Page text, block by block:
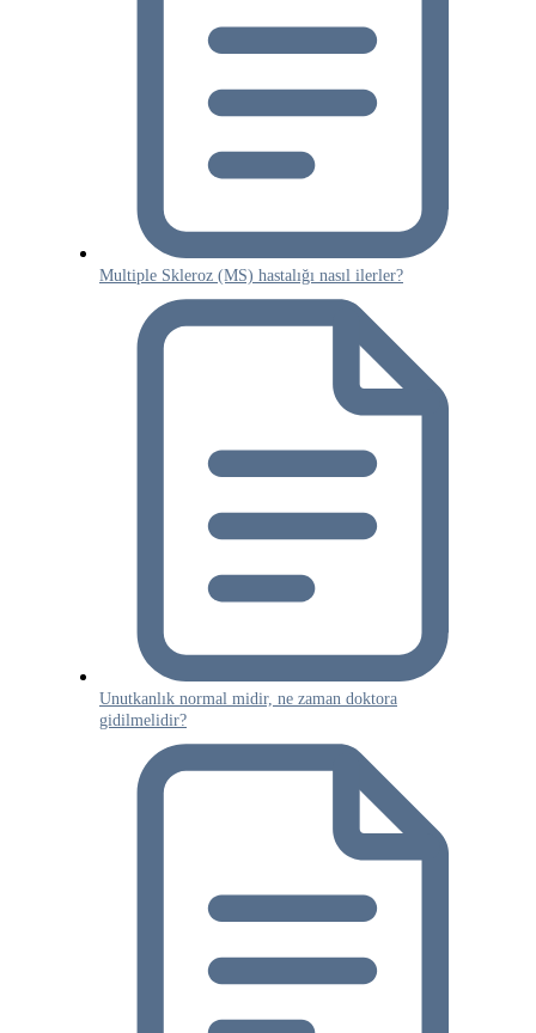
Multiple Skleroz (MS) hastalığı nasıl ilerler?
Unutkanlık normal midir, ne zaman doktora
gidilmelidir?